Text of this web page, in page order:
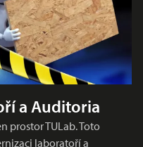
a Auditoria
prostor TULab. Toto
laboratoří a